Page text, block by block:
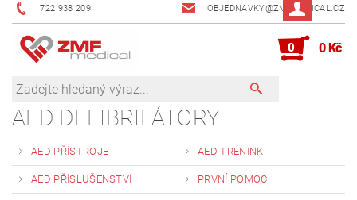
722 938 209 OBJEDNAVKY@ZMFMEDICAL.CZ
0 0 Kč
AED DEFIBRILÁTORY
AED PŘÍSTROJE AED TRÉNINK
AED PŘÍSLUŠENSTVÍ PRVNÍ POMOC